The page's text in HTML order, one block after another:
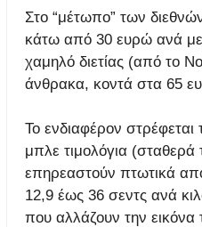
Στο “μέτωπο” των
κάτω από 30 ευρώ ανά
χαμηλό διετίας (από το
άνθρακα, κοντά στα 65
Το ενδιαφέρον
μπλε τιμολόγια
επηρεαστούν πτωτικά
12,9 έως 36 σεντς ανά
που αλλάζουν την